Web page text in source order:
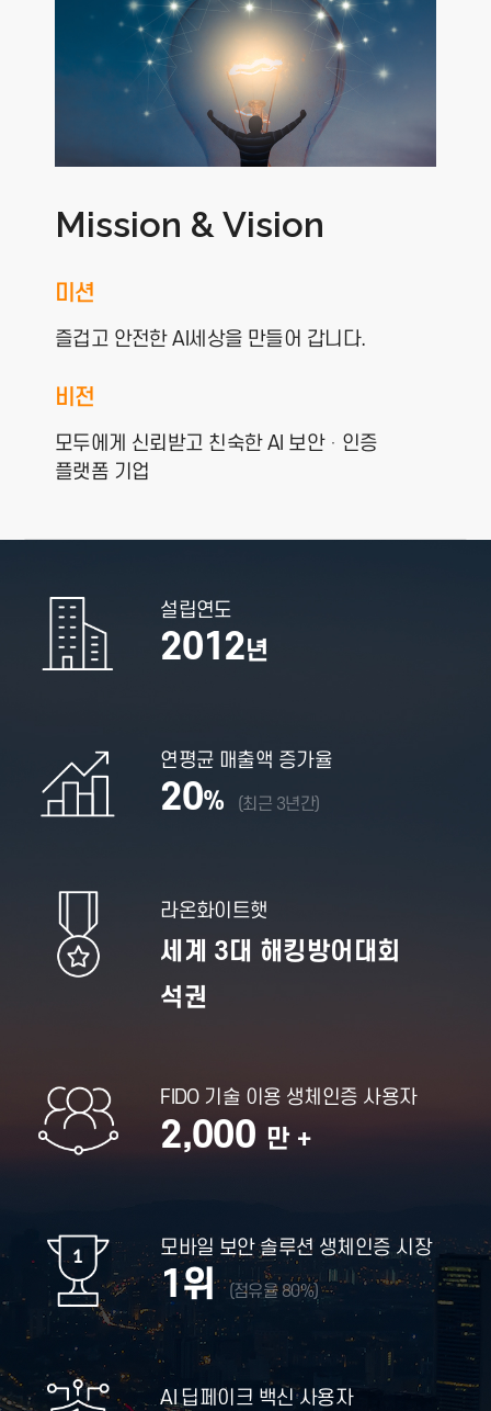
Mission & Vision
미션
즐겁고 안전한 AI세상을 만들어 갑니다.
비전
모두에게 신뢰받고 친숙한 AI 보안ᆞ인증
플랫폼 기업
설립연도
2012년
연평균 매출액 증가율
20% (최근 3년간)
라온화이트햇
세계 3대 해킹방어대회
석권
FIDO 기술 이용 생체인증 사용자
2,000 만 +
모바일 보안 솔루션 생체인증 시장
1위 (점유율 80%)
AI 딥페이크 백신 사용자